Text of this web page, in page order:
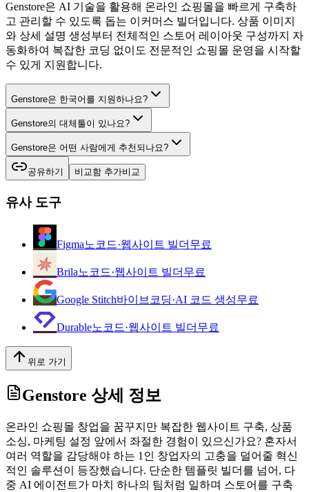
Genstore은 AI 기술을 활용해 온라인 쇼핑몰을 빠르게 구축하
고 관리할 수 있도록 돕는 이커머스 빌더입니다. 상품 이미지
와 상세 설명 생성부터 전체적인 스토어 레이아웃 구성까지 자
동화하여 복잡한 코딩 없이도 전문적인 쇼핑몰 운영을 시작할
수 있게 지원합니다.
Genstore은 한국어를 지원하나요?
Genstore의 대체툴이 있나요?
Genstore은 어떤 사람에게 추천되나요?
공유하기 비교함 추가비교
유사 도구
Figma노코드·웹사이트 빌더 무료
Brila노코드·웹사이트 빌더 무료
Google Stitch바이브코딩·AI 코드 생성무료
Durable노코드·웹사이트 빌더 무료
위로 가기
Genstore 상세 정보
온라인 쇼핑몰 창업을 꿈꾸지만 복잡한 웹사이트 구축, 상품
소싱, 마케팅 설정 앞에서 좌절한 경험이 있으신가요? 혼자서
여러 역할을 감당해야 하는 1인 창업자의 고충을 덜어줄 혁신
적인 솔루션이 등장했습니다. 단순한 템플릿 빌더를 넘어, 다
중 AI 에이전트가 마치 하나의 팀처럼 일하며 스토어를 구축